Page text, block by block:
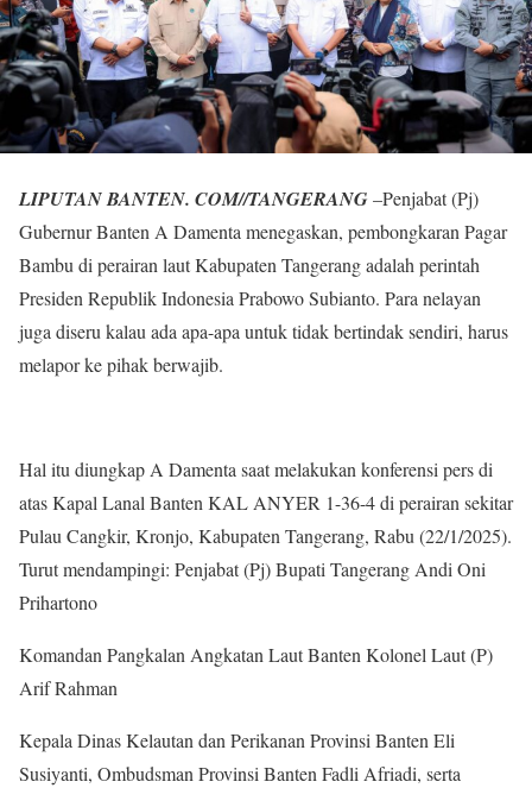
LIPUTAN BANTEN. COM//TANGERANG–Penjabat (Pj)
Gubernur Banten A Damenta menegaskan, pembongkaran Pagar
Bambu di perairan laut Kabupaten Tangerang adalah perintah
Presiden Republik Indonesia Prabowo Subianto. Para nelayan
juga diseru kalau ada apa-apa untuk tidak bertindak sendiri, harus
melapor ke pihak berwajib.
Hal itu diungkap A Damenta saat melakukan konferensi pers di
atas Kapal Lanal Banten KAL ANYER 1-36-4 di perairan sekitar
Pulau Cangkir, Kronjo, Kabupaten Tangerang, Rabu (22/1/2025).
Turut mendampingi: Penjabat (Pj) Bupati Tangerang Andi Oni
Prihartono
Komandan Pangkalan Angkatan Laut Banten Kolonel Laut (P)
Arif Rahman
Kepala Dinas Kelautan dan Perikanan Provinsi Banten Eli
Susiyanti, Ombudsman Provinsi Banten Fadli Afriadi, serta